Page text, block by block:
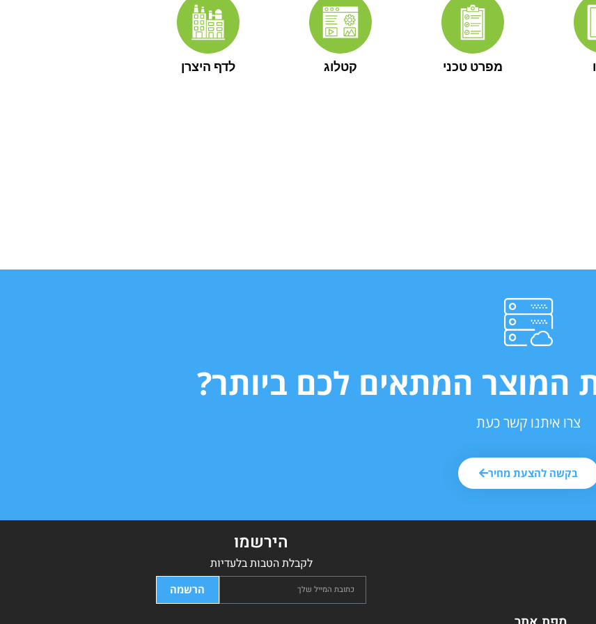
מפרט טכני קטלוג לדף היצרן
המוצר המתאים לכם ביותר?
צרו איתנו קשר כעת
בקשה להצעת מחיר
הירשמו
לקבלת הטבות בלעדיות
הרשמה